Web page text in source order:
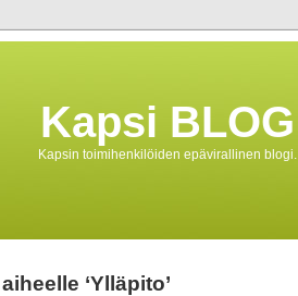
Kapsi BLOG
Kapsin toimihenkilöiden epävirallinen blogi.
‘Ylläpito’